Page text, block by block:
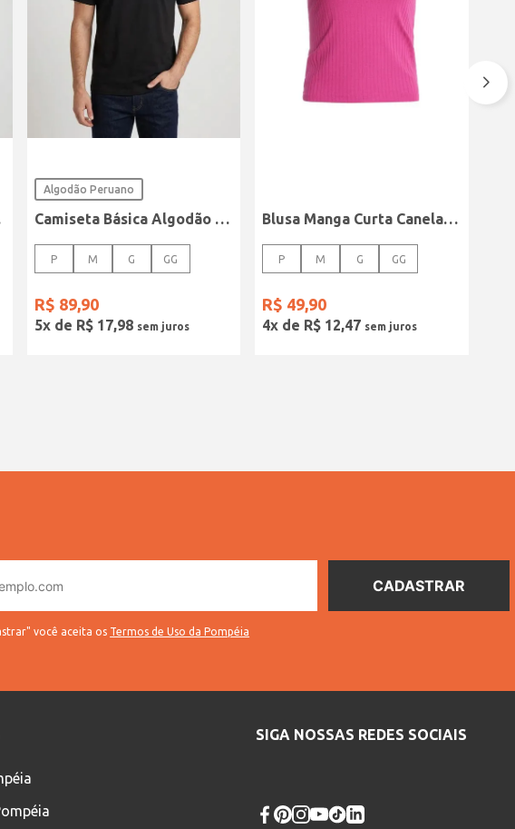
Algodão Peruano
Camiseta Básica Algodão Peruano Elétron Masculina PRETO
P M G GG
R$ 89,90
5x de R$ 17,98
Blusa Manga Curta Canelada Autentique Feminina Rosa
P M G GG
R$ 49,90
4x de R$ 12,47
você aceita os Termos de Uso da Pompéia
SIGA NOSSAS REDES SOCIAIS